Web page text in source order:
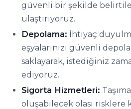
güvenli bir şekilde
ulaştırıyoruz.
Depolama: İhtiyaç
eşyalarınızı güvenli
saklayarak, istediğiniz
ediyoruz.
Sigorta Hizmetleri:
oluşabilecek olası risklere